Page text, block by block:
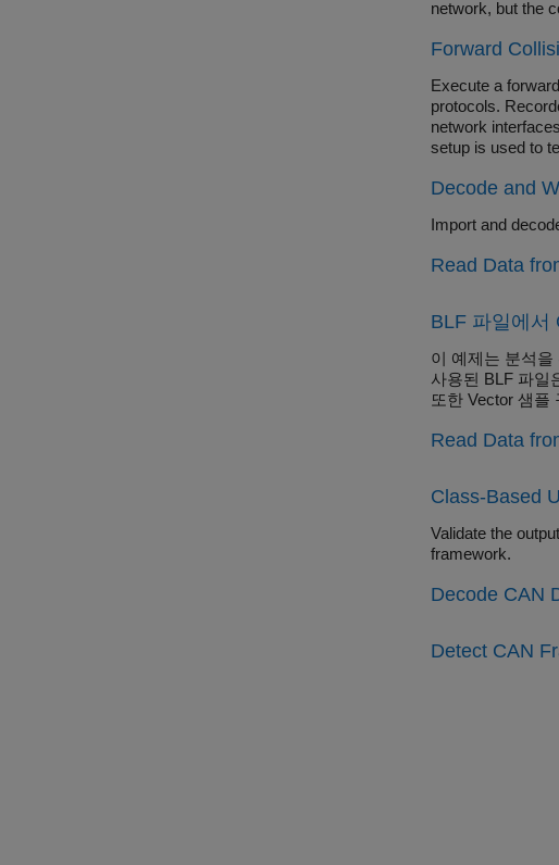
network, but the
Forward
Execute a
protocols.
network
setup is used to
and
Driving Toolbox).
Decode and
Import and
Read Data
BLF 파일에서
이 예제는 분석
사용된 BLF 파일
또한 Vector 샘플
Read Data
Class-Based
Validate the
framework.
Decode CAN
Detect CAN